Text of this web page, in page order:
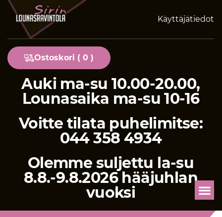
Käyttäjätiedot
Ostoskori ( 0 )
Auki ma-su 10.00-20.00,
Lounasaika ma-su 10-16
Voitte tilata puhelimitse:
044 358 4934
Olemme suljettu la-su
8.8.-9.8.2026 hääjuhlan
vuoksi